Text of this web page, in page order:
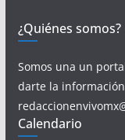
¿Quiénes somos?
Somos una un
darte la
Calendario